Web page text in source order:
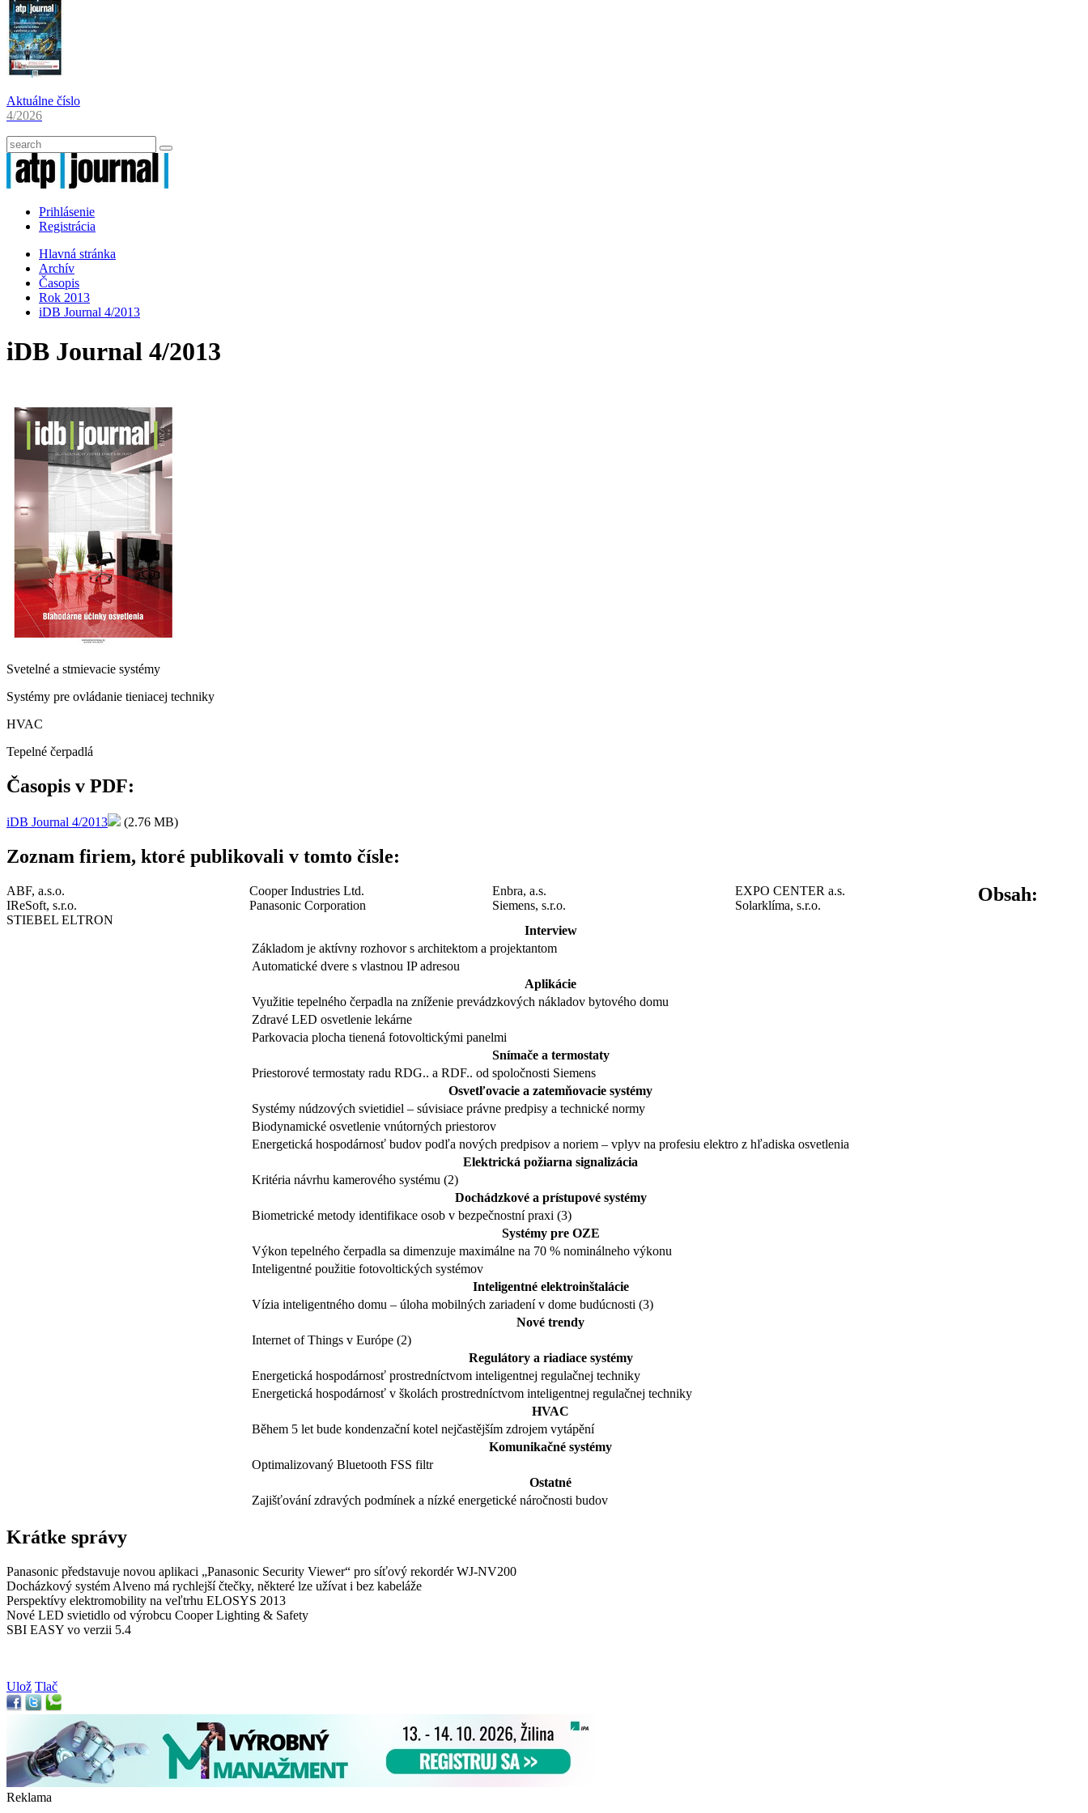
Aktuálne číslo
4/2026
Prihlásenie
Registrácia
Hlavná stránka
Archív
Časopis
Rok 2013
iDB Journal 4/2013
iDB Journal 4/2013
Svetelné a stmievacie systémy
Systémy pre ovládanie tieniacej techniky
HVAC
Tepelné čerpadlá
Časopis v PDF:
iDB Journal 4/2013 (2.76 MB)
Zoznam firiem, ktoré publikovali v tomto čísle:
ABF, a.s.o. Cooper Industries Ltd. Enbra, a.s.
EXPO CENTER a.s.
IReSoft, s.r.o.
Panasonic Corporation Siemens, s.r.o.
Solarklíma, s.r.o.
STIEBEL ELTRON
Obsah:
Interview
Základom je aktívny rozhovor s architektom a projektantom
Automatické dvere s vlastnou IP adresou
Aplikácie
Využitie tepelného čerpadla na zníženie prevádzkových nákladov bytového domu
Zdravé LED osvetlenie lekárne
Parkovacia plocha tienená fotovoltickými panelmi
Snímače a termostaty
Priestorové termostaty radu RDG.. a RDF.. od spoločnosti Siemens
Osvetľovacie a zatemňovacie systémy
Systémy núdzových svietidiel – súvisiace právne predpisy a technické normy
Biodynamické osvetlenie vnútorných priestorov
Energetická hospodárnosť budov podľa nových predpisov a noriem – vplyv na profesiu elektro z hľadiska osvetlenia
Elektrická požiarna signalizácia
Kritéria návrhu kamerového systému (2)
Dochádzkové a prístupové systémy
Biometrické metody identifikace osob v bezpečnostní praxi (3)
Systémy pre OZE
Výkon tepelného čerpadla sa dimenzuje maximálne na 70 % nominálneho výkonu
Inteligentné použitie fotovoltických systémov
Inteligentné elektroinštalácie
Vízia inteligentného domu – úloha mobilných zariadení v dome budúcnosti (3)
Nové trendy
Internet of Things v Európe (2)
Regulátory a riadiace systémy
Energetická hospodárnosť prostredníctvom inteligentnej regulačnej techniky
Energetická hospodárnosť v školách prostredníctvom inteligentnej regulačnej techniky
HVAC
Během 5 let bude kondenzační kotel nejčastějším zdrojem vytápění
Komunikačné systémy
Optimalizovaný Bluetooth FSS filtr
Ostatné
Zajišťování zdravých podmínek a nízké energetické náročnosti budov
Krátke správy
Panasonic představuje novou aplikaci „Panasonic Security Viewer“ pro síťový rekordér WJ-NV200
Docházkový systém Alveno má rychlejší čtečky, některé lze užívat i bez kabeláže
Perspektívy elektromobility na veľtrhu ELOSYS 2013
Nové LED svietidlo od výrobcu Cooper Lighting & Safety
SBI EASY vo verzii 5.4
Ulož Tlač
Reklama